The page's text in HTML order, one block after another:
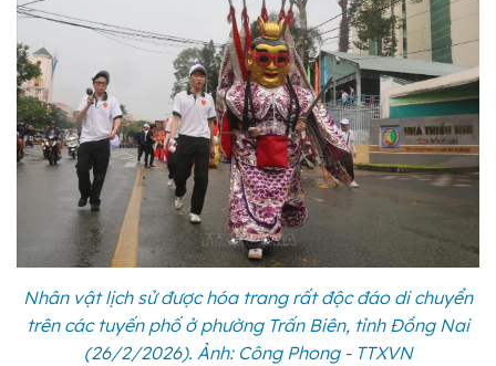
Nhân vật lịch sử được hóa trang rất độc đáo di chuyển
trên các tuyến phố ở phường Trấn Biên, tỉnh Đồng Nai
(26/2/2026). Ảnh: Công Phong - TTXVN